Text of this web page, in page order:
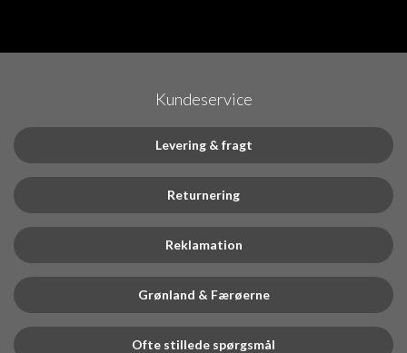
Kundeservice
Levering & fragt
Returnering
Reklamation
Grønland & Færøerne
Ofte stillede spørgsmål